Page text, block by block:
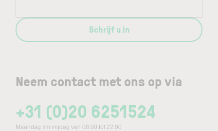
Neem contact met ons op via
+31 (0)20 6251524
Maandag t/m vrijdag van 08:00 tot 22:00
Schrijf u in